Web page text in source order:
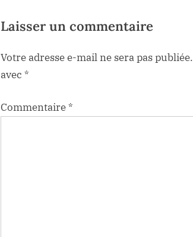
:
Laisser un commentaire
Votre adresse e-mail ne sera pas publiée.
avec *
Commentaire*